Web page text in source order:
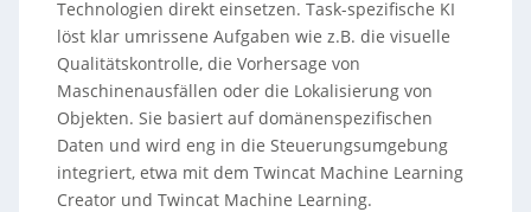
Technologien direkt einsetzen. Task-spezifische KI
löst klar umrissene Aufgaben wie z.B. die visuelle
Qualitätskontrolle, die Vorhersage von
Maschinenausfällen oder die Lokalisierung von
Objekten. Sie basiert auf domänenspezifischen
Daten und wird eng in die Steuerungsumgebung
integriert, etwa mit dem Twincat Machine Learning
Creator und Twincat Machine Learning.